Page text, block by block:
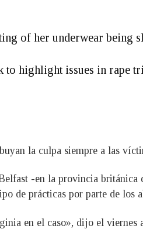
of her underwear being
to highlight issues in rape
la culpa siempre a las
-en la provincia
de prácticas por parte de los
en el caso», dijo el viernes